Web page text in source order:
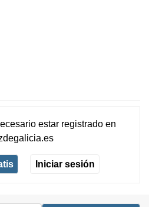
estar registradoen
Iniciar sesión